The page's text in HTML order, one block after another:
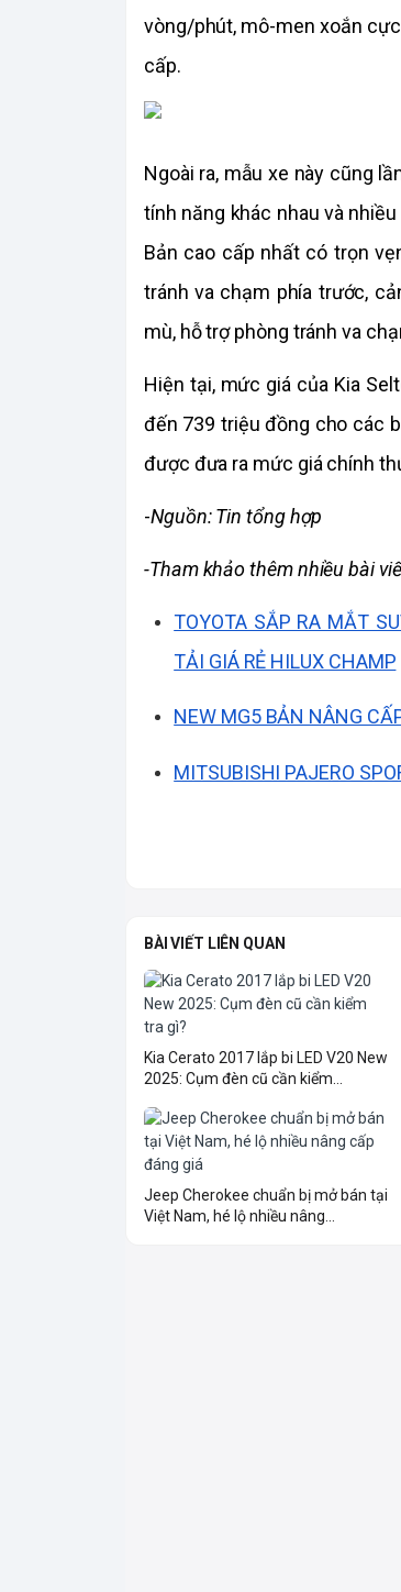
vòng/phút, mô-men xoắn
cấp.
Ngoài ra, mẫu xe này cũng
tính năng khác nhau và
Bản cao cấp nhất có trọn
tránh va chạm phía trước,
mù, hỗ trợ phòng tránh va
Hiện tại, mức giá của Kia
đến 739 triệu đồng cho các
được đưa ra mức giá chính
-Nguồn: Tin tổng hợp
-Tham khảo thêm nhiều bài
TOYOTA SẮP RA MẮT
TẢI GIÁ RẺ HILUX CHAMP
NEW MG5 BẢN NÂNG
MITSUBISHI PAJERO
BÀI VIẾT LIÊN QUAN
Kia Cerato 2017 lắp bi LED V20 New
2025: Cụm đèn cũ cần kiểm...
Jeep Cherokee chuẩn bị mở bán tại
Việt Nam, hé lộ nhiều nâng...